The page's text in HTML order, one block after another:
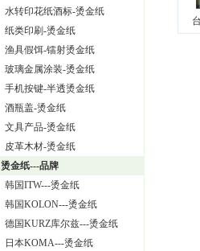
上海旭饰实业有限公司 专业供
水转印花纸酒标-烫金纸
纸类印刷-烫金纸
渔具假饵-镭射烫金纸
玻璃金属涂装-烫金纸
手机按键-半透烫金纸
酒瓶盖-烫金纸
文具产品-烫金纸
皮革木材-烫金纸
烫金纸---品牌
韩国ITW---烫金纸
韩国KOLON---烫金纸
德国KURZ库尔兹---烫金纸
日本KOMA---烫金纸